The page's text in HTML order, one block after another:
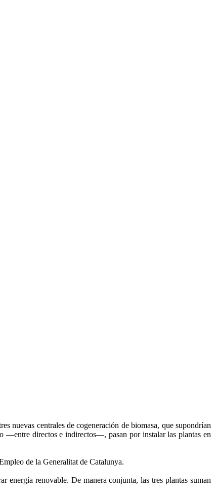
nuevas centrales de cogeneración de biomasa, que supondrían
—entre directos e indirectos—, pasan por instalar las plantas en
de la Generalitat de Catalunya.
energía renovable. De manera conjunta, las tres plantas suman